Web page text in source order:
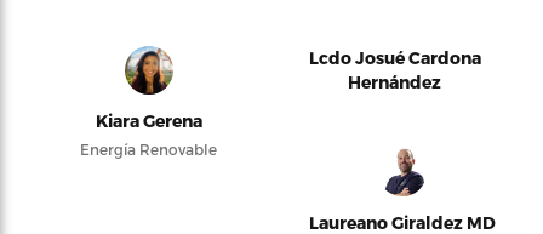
Kiara Gerena
Energía Renovable
Lcdo Josué Cardona
Hernández
Laureano Giraldez MD